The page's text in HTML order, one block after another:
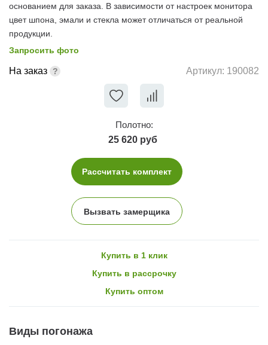
основанием для заказа. В зависимости от настроек монитора
цвет шпона, эмали и стекла может отличаться от реальной
продукции.
Запросить фото
На заказ Артикул: 190082
Полотно:
25 620 руб
Рассчитать комплект
Вызвать замерщика
Купить в 1 клик
Купить в рассрочку
Купить оптом
Виды погонажа